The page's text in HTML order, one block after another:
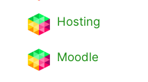
Hosting
Moodle